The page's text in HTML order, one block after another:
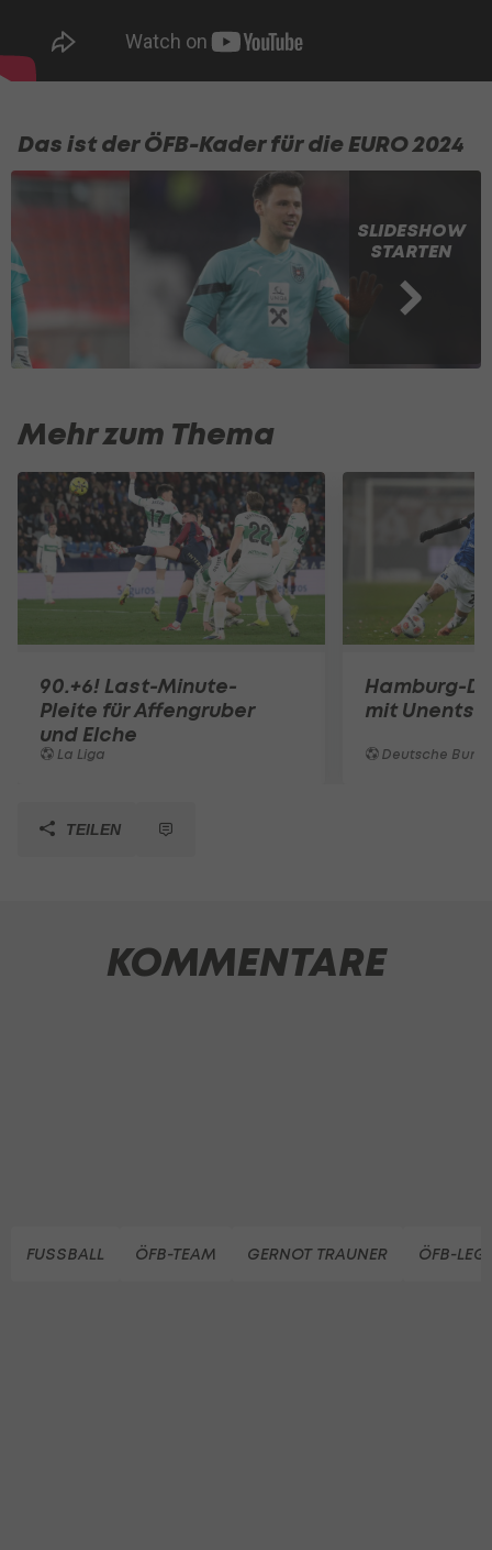
Das ist der ÖFB-Kader für die EURO 2024
SLIDESHOW
STARTEN
Mehr zum Thema
90.+6! Last-Minute-
Pleite für Affengruber
und Elche
La Liga
Hamburg-
mit
Deutsche
TEILEN
KOMMENTARE
FUSSBALL ÖFB-TEAM GERNOT TRAUNER ÖFB-